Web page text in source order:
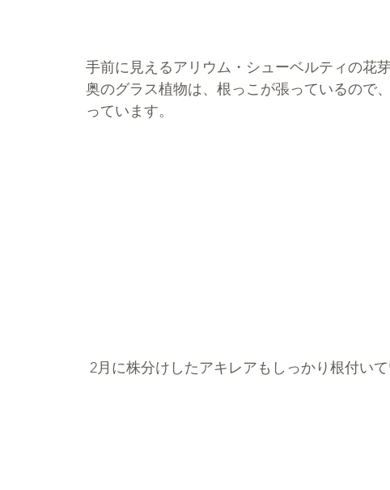
手前に見えるアリウム・シューベルティの花
奥のグラス植物は、根っこが張っているので
っています。
2月に株分けしたアキレアもしっかり根付いて